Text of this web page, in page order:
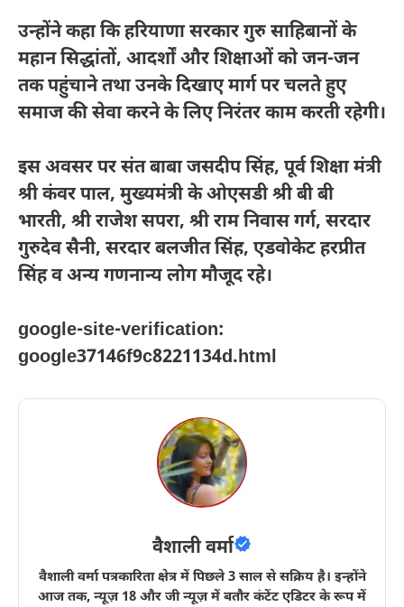
उन्होंने कहा कि हरियाणा सरकार गुरु साहिबानों के
महान सिद्धांतों, आदर्शों और शिक्षाओं को जन-जन
तक पहुंचाने तथा उनके दिखाए मार्ग पर चलते हुए
समाज की सेवा करने के लिए निरंतर काम करती रहेगी।
इस अवसर पर संत बाबा जसदीप सिंह, पूर्व शिक्षा मंत्री
श्री कंवर पाल, मुख्यमंत्री के ओएसडी श्री बी बी
भारती, श्री राजेश सपरा, श्री राम निवास गर्ग, सरदार
गुरुदेव सैनी, सरदार बलजीत सिंह, एडवोकेट हरप्रीत
सिंह व अन्य गणनान्य लोग मौजूद रहे।
google-site-verification:
google37146f9c8221134d.html
वैशाली वर्मा
वैशाली वर्मा पत्रकारिता क्षेत्र में पिछले 3 साल से सक्रिय है। इन्होंने
आज तक, न्यूज़ 18 और जी न्यूज़ में बतौर कंटेंट एडिटर के रूप में